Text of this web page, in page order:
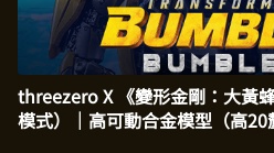
threezero X 《變形金剛：大黃
模式）｜高可動合金模型（高20